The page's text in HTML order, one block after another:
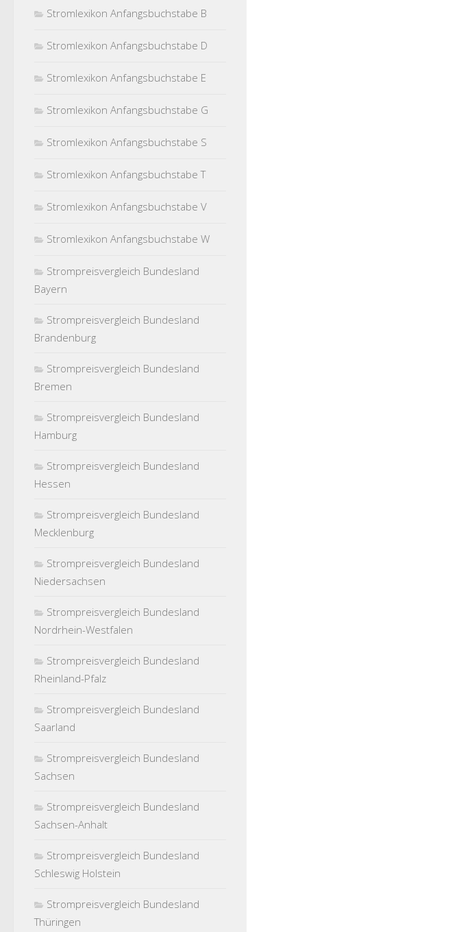
Stromlexikon Anfangsbuchstabe B
Stromlexikon Anfangsbuchstabe D
Stromlexikon Anfangsbuchstabe E
Stromlexikon Anfangsbuchstabe G
Stromlexikon Anfangsbuchstabe S
Stromlexikon Anfangsbuchstabe T
Stromlexikon Anfangsbuchstabe V
Stromlexikon Anfangsbuchstabe W
Strompreisvergleich Bundesland
Bayern
Strompreisvergleich Bundesland
Brandenburg
Strompreisvergleich Bundesland
Bremen
Strompreisvergleich Bundesland
Hamburg
Strompreisvergleich Bundesland
Hessen
Strompreisvergleich Bundesland
Mecklenburg
Strompreisvergleich Bundesland
Niedersachsen
Strompreisvergleich Bundesland
Nordrhein-Westfalen
Strompreisvergleich Bundesland
Rheinland-Pfalz
Strompreisvergleich Bundesland
Saarland
Strompreisvergleich Bundesland
Sachsen
Strompreisvergleich Bundesland
Sachsen-Anhalt
Strompreisvergleich Bundesland
Schleswig Holstein
Strompreisvergleich Bundesland
Thüringen